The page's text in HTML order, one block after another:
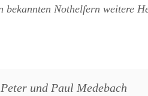
bekannten Nothelfern weitere
und Paul Medebach